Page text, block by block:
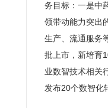
务目标：一是中
领带动能力突出
生产、流通服务
批上市，新培育
业数智技术相关
发布20个数智化